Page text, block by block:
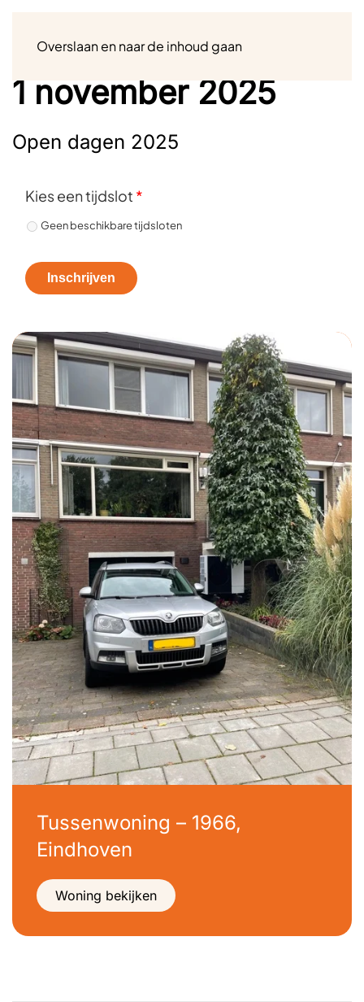
Overslaan en naar de inhoud gaan
1 november 2025
Open dagen 2025
Kies een tijdslot *
Geen beschikbare tijdsloten
Inschrijven
Tussenwoning – 1966,
Eindhoven
Woning bekijken